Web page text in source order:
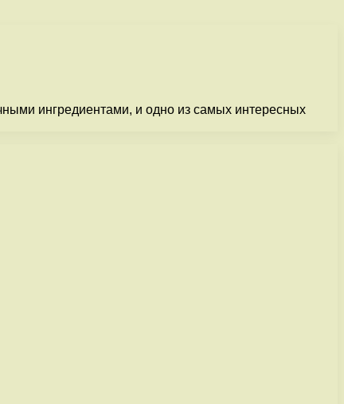
ингредиентами, и одно из самых интересных